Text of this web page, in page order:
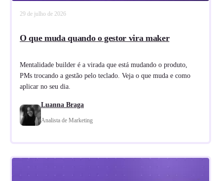
29 de julho de 2026
O que muda quando o gestor vira maker
Mentalidade builder é a virada que está mudando o produto,
PMs trocando a gestão pelo teclado. Veja o que muda e como
aplicar no seu dia.
Luanna Braga
Analista de Marketing